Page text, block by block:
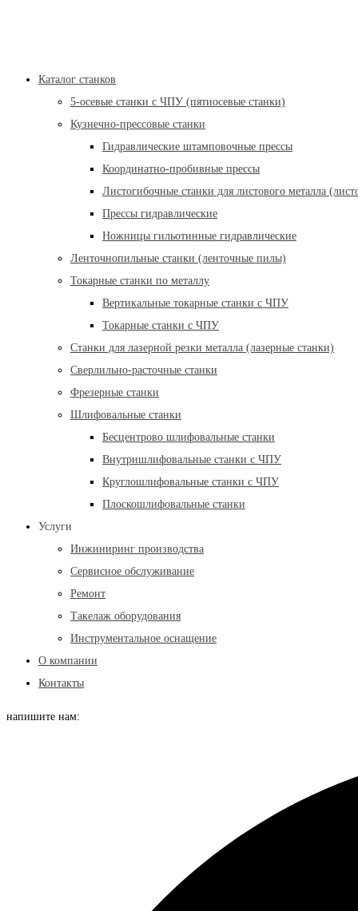
Каталог станков
5-осевые станки с ЧПУ (пятиосевые станки)
Кузнечно-прессовые станки
Гидравлические штамповочные прессы
Координатно-пробивные прессы
Листогибочные станки для листового металла
Прессы гидравлические
Ножницы гильотинные гидравлические
Ленточнопильные станки (ленточные пилы)
Токарные станки по металлу
Вертикальные токарные станки с ЧПУ
Токарные станки с ЧПУ
Станки для лазерной резки металла (лазерные станки)
Сверлильно-расточные станки
Фрезерные станки
Шлифовальные станки
Бесцентрово шлифовальные станки
Внутришлифовальные станки с ЧПУ
Круглошлифовальные станки с ЧПУ
Плоскошлифовальные станки
Услуги
Инжиниринг производства
Сервисное обслуживание
Ремонт
Такелаж оборудования
Инструментальное оснащение
О компании
Контакты
напишите нам: